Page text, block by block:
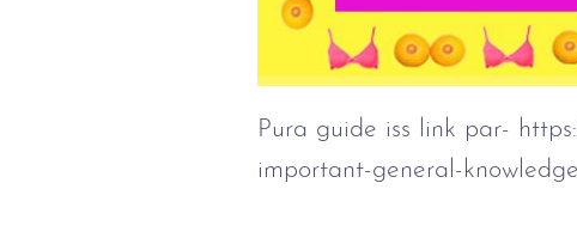
Pura guide iss link par-
important-general-